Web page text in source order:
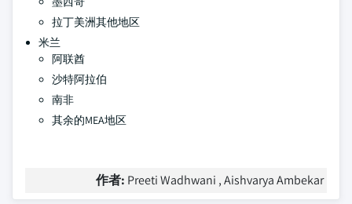
拉丁美洲其他地区
米兰
阿联酋
沙特阿拉伯
南非
其余的MEA地区
作者: Preeti Wadhwani , Aishvarya Ambekar